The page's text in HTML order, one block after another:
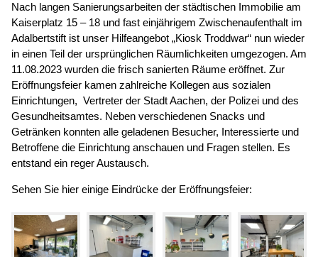
Nach langen Sanierungsarbeiten der städtischen Immobilie am
Kaiserplatz 15 – 18 und fast einjährigem Zwischenaufenthalt im
Adalbertstift ist unser Hilfeangebot „Kiosk Troddwar“ nun wieder
in einen Teil der ursprünglichen Räumlichkeiten umgezogen. Am
11.08.2023 wurden die frisch sanierten Räume eröffnet. Zur
Eröffnungsfeier kamen zahlreiche Kollegen aus sozialen
Einrichtungen, Vertreter der Stadt Aachen, der Polizei und des
Gesundheitsamtes. Neben verschiedenen Snacks und
Getränken konnten alle geladenen Besucher, Interessierte und
Betroffene die Einrichtung anschauen und Fragen stellen. Es
entstand ein reger Austausch.
Sehen Sie hier einige Eindrücke der Eröffnungsfeier: